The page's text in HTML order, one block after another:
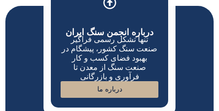
درباره انجمن سنگ ایران
تنها تشکل رسمی فراگیر
صنعت سنگ کشور، پیشگام در
بهبود فضای کسب و کار
صنعت سنگ از معدن تا
فرآوری و بازرگانی
درباره ما